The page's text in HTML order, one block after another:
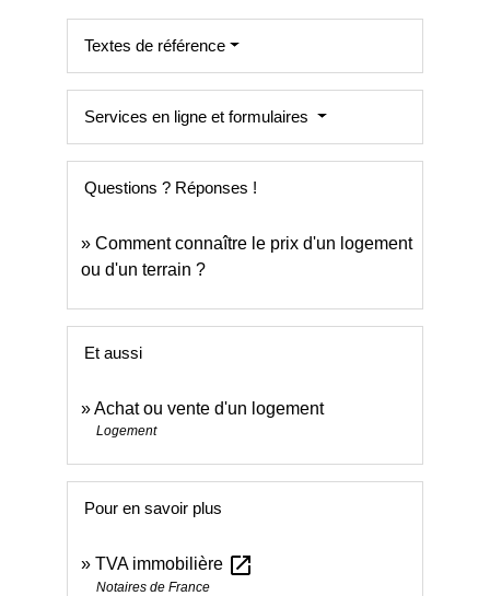
Textes de référence
Services en ligne et formulaires
Questions ? Réponses !
Comment connaître le prix d'un logement
ou d'un terrain ?
Et aussi
Achat ou vente d'un logement
Logement
Pour en savoir plus
TVA immobilière open_in_new
Notaires de France